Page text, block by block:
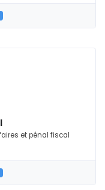
et pénal fiscal